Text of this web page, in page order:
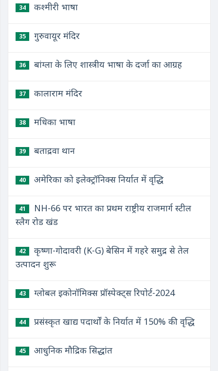
34 कश्मीरी भाषा
35 गुरुवायूर मंदिर
36 बांग्ला के लिए शास्त्रीय भाषा के दर्जा का आग्रह
37 कालाराम मंदिर
38 मधिका भाषा
39 बताद्रवा थान
40 अमेरिका को इलेक्ट्रॉनिक्स निर्यात में वृद्धि
41
NH-66 पर भारत का प्रथम राष्ट्रीय राजमार्ग स्टील
स्लैग रोड खंड
42
कृष्णा-गोदावरी (K-G) बेसिन में गहरे समुद्र से तेल
उत्पादन शुरू
43 ग्लोबल इकोनॉमिक्स प्रॉस्पेक्ट्स रिपोर्ट-2024
44 प्रसंस्कृत खाद्य पदार्थों के निर्यात में 150% की वृद्धि
45 आधुनिक मौद्रिक सिद्धांत